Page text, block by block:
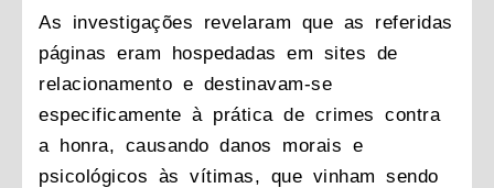
As investigações revelaram que as referidas
páginas eram hospedadas em sites de
relacionamento e destinavam-se
especificamente à prática de crimes contra
a honra, causando danos morais e
psicológicos às vítimas, que vinham sendo